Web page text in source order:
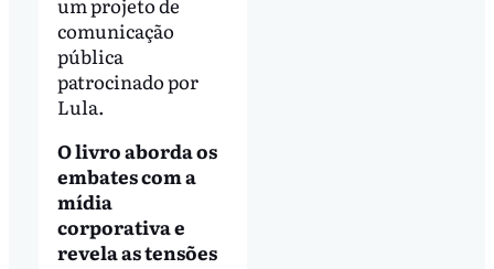
comunicação
pública
patrocinado por
Lula.
O livro aborda os
embates com a
mídia
corporativa e
revela as tensões